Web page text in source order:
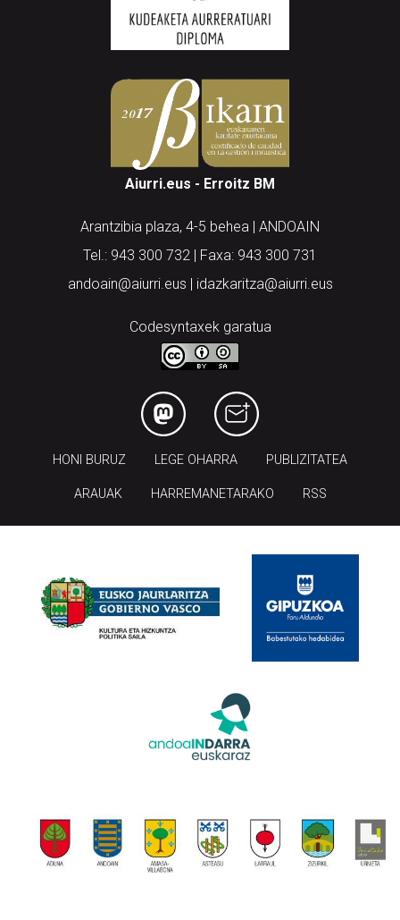
Aiurri.eus - Erroitz BM
Arantzibia plaza, 4-5 behea | ANDOAIN
Tel.: 943 300 732 | Faxa: 943 300 731
andoain@aiurri.eus | idazkaritza@aiurri.eus
Codesyntaxek garatua
HONI BURUZ LEGE OHARRA PUBLIZITATEA
ARAUAK HARREMANETARAKO RSS